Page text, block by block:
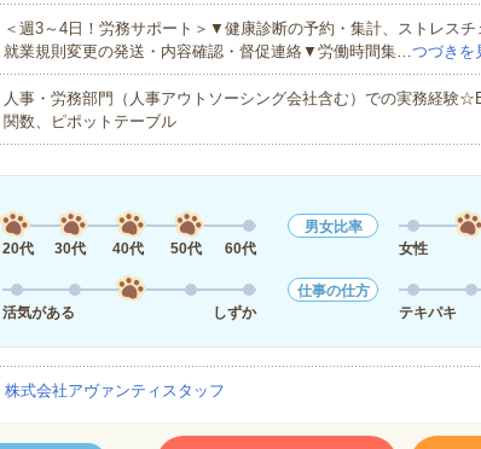
＜週3～4日！労務サポート＞▼健康診断の予約・集計、ストレスチ
就業規則変更の発送・内容確認・督促連絡▼労働時間集…つづきを
人事・労務部門（人事アウトソーシング会社含む）での実務経験
関数、ピポットテーブル
20代
30代 40代 50代 60代
男女比率
女性
活気がある
しずか
仕事の仕方
テキパキ
株式会社アヴァンティスタッフ